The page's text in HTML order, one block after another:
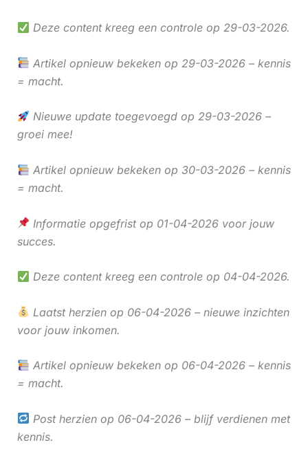
Deze content kreeg een controle op 29-03-2026.
Artikel opnieuw bekeken op 29-03-2026 – kennis
= macht.
Nieuwe update toegevoegd op 29-03-2026 –
groei mee!
Artikel opnieuw bekeken op 30-03-2026 – kennis
= macht.
Informatie opgefrist op 01-04-2026 voor jouw
succes.
Deze content kreeg een controle op 04-04-2026.
Laatst herzien op 06-04-2026 – nieuwe inzichten
voor jouw inkomen.
Artikel opnieuw bekeken op 06-04-2026 – kennis
= macht.
Post herzien op 06-04-2026 – blijf verdienen met
kennis.